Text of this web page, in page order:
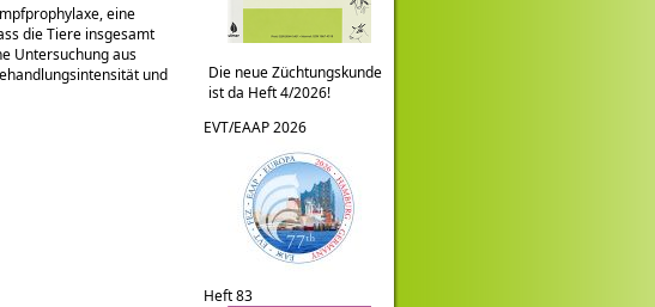
eine
die Tiere insgesamt
Untersuchung aus
und
Die neue Züchtungskunde
ist da Heft 4/2026!
EVT/EAAP 2026
Heft 83